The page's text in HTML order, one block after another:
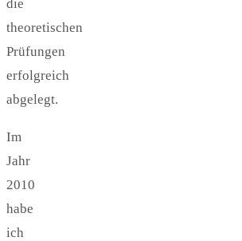
die
theoretischen
Prüfungen
erfolgreich
abgelegt.
Im
Jahr
2010
habe
ich